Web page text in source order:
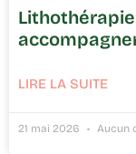
LIRE LA SUITE
21 mai 2026 Aucun